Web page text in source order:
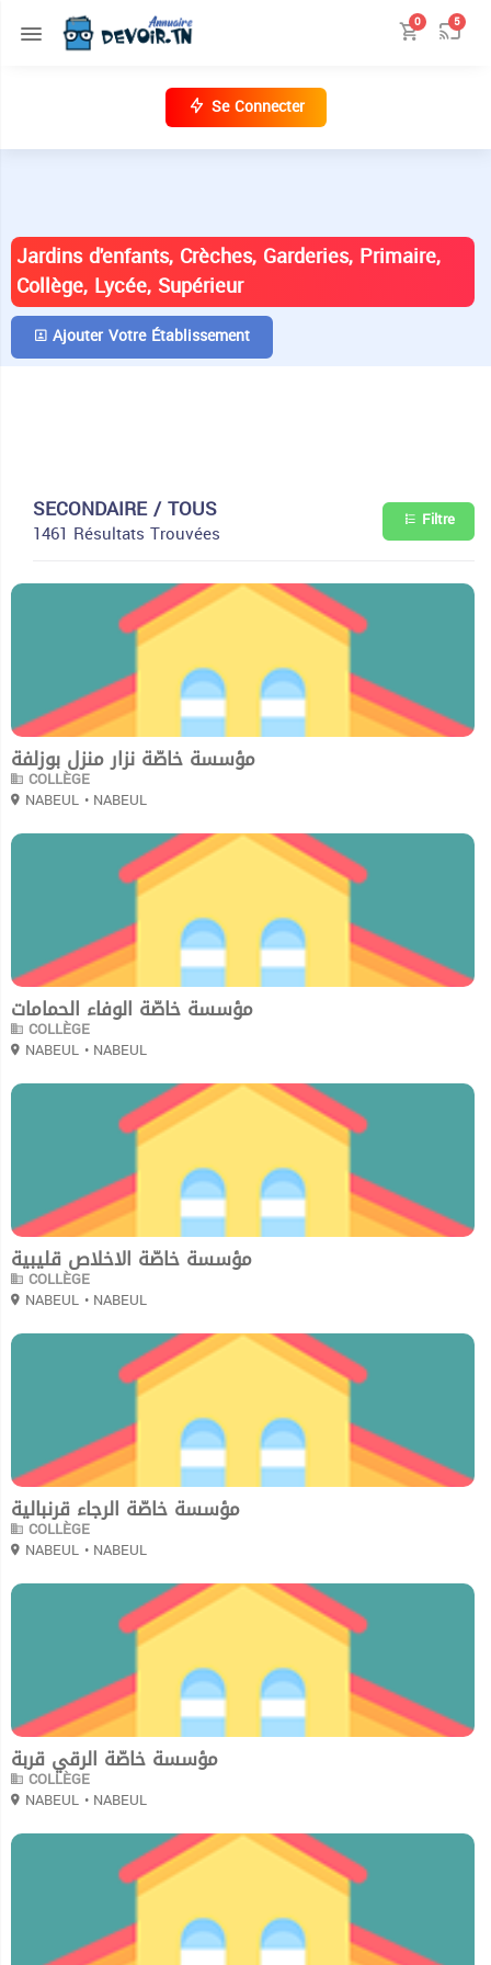
0 5
Se Connecter
Jardins d'enfants, Crèches, Garderies, Primaire,
Collège, Lycée, Supérieur
Ajouter Votre Établissement
SECONDAIRE / TOUS
1461 Résultats Trouvées Filtre
مؤسسة خاصّة نزار منزل بوزلفة
COLLÈGE
NABEUL • NABEUL
مؤسسة خاصّة الوفاء الحمامات
COLLÈGE
NABEUL • NABEUL
مؤسسة خاصّة الاخلاص قليبية
COLLÈGE
NABEUL • NABEUL
مؤسسة خاصّة الرجاء قرنبالية
COLLÈGE
NABEUL • NABEUL
مؤسسة خاصّة الرقي قربة
COLLÈGE
NABEUL • NABEUL